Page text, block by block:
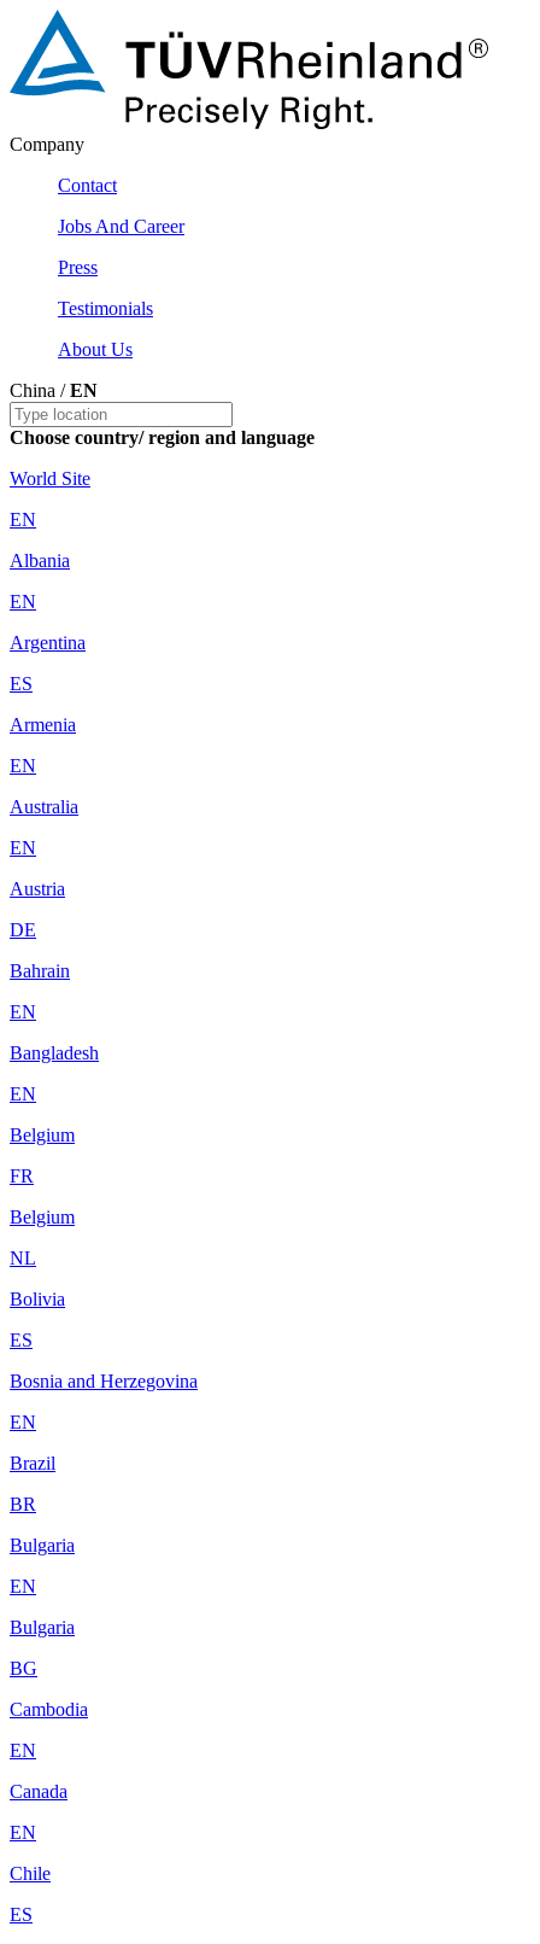
Company
Contact
Jobs And Career
Press
Testimonials
About Us
China /EN
Choose country/ region and language
World Site
EN
Albania
EN
Argentina
ES
Armenia
EN
Australia
EN
Austria
DE
Bahrain
EN
Bangladesh
EN
Belgium
FR
Belgium
NL
Bolivia
ES
Bosnia and Herzegovina
EN
Brazil
BR
Bulgaria
EN
Bulgaria
BG
Cambodia
EN
Canada
EN
Chile
ES